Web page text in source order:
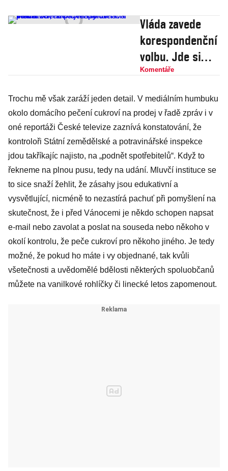
Vláda zavede
korespondenční
volbu. Jde si
pro hlasy do
jen narovnává
práva?
Komentáře
Trochu mě však zaráží jeden detail. V mediálním humbuku
okolo domácího pečení cukroví na prodej v řadě zpráv i v
oné reportáži České televize zaznívá konstatování, že
kontroloři Státní zemědělské a potravinářské inspekce
jdou takříkajíc najisto, na „podnět spotřebitelů“. Když to
řekneme na plnou pusu, tedy na udání. Mluvčí instituce se
to sice snaží žehlit, že zásahy jsou edukativní a
vysvětlující, nicméně to nezastírá pachuť při pomyšlení na
skutečnost, že i před Vánocemi je někdo schopen napsat
e-mail nebo zavolat a poslat na souseda nebo někoho v
okolí kontrolu, že peče cukroví pro někoho jiného. Je tedy
možné, že pokud ho máte i vy objednané, tak kvůli
všetečnosti a uvědomělé bdělosti některých spoluobčanů
můžete na vanilkové rohlíčky či linecké letos zapomenout.